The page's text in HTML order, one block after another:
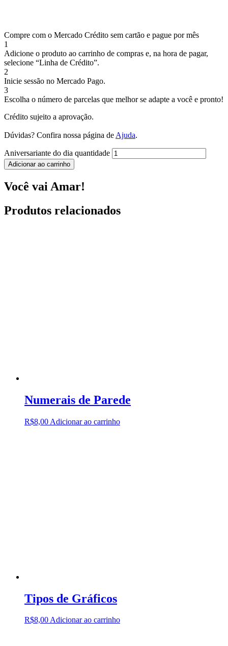
Compre com o Mercado Crédito sem cartão e pague por mês
1
Adicione o produto ao carrinho de compras e, na hora de pagar,
selecione “Linha de Crédito”.
2
Inicie sessão no Mercado Pago.
3
Escolha o número de parcelas que melhor se adapte a você e pronto!
Crédito sujeito a aprovação.
Dúvidas? Confira nossa página de Ajuda.
Aniversariante do dia quantidade
Adicionar ao carrinho
Você vai Amar!
Produtos relacionados
Numerais de Parede
R$8,00 Adicionar ao carrinho
Tipos de Gráficos
R$8,00Adicionar ao carrinho